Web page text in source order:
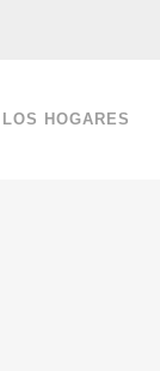
LOS HOGARES